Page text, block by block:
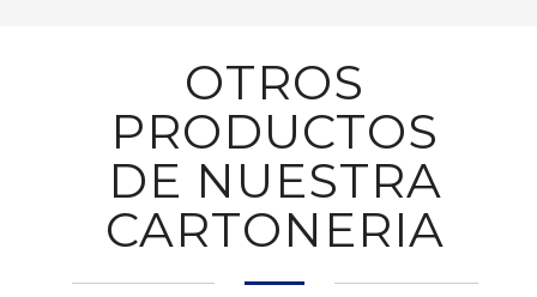
OTROS
PRODUCTOS
DE NUESTRA
CARTONERIA